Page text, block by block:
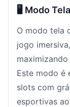
🖥️ Modo
O modo tela
jogo
Este modo é
slots com
esportivas